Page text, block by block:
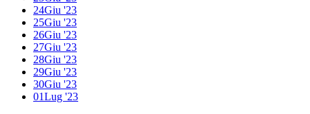
24Giu '23
25Giu '23
26Giu '23
27Giu '23
28Giu '23
29Giu '23
30Giu '23
01Lug '23